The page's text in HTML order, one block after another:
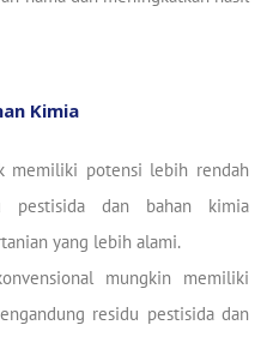
Kimia
memiliki potensi lebih rendah
pestisida dan bahan kimia
yang lebih alami.
mungkin memiliki
residu pestisida dan